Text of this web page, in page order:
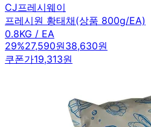
CJ프레시웨이
프레시원 황태채(상품 800g/EA)
0.8KG / EA
29%27,590원38,630원
쿠폰가19,313원